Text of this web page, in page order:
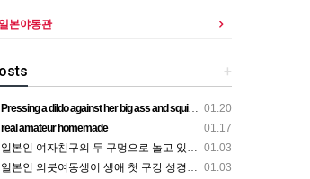
일본야동관
+
01.20
Pressing a dildo against her big ass and squirting from below
01.17
real amateur homemade
01.03
일본인 여자친구의 두 구멍으로 놀고 있어요
01.03
일본인 의붓여동생이 생애 첫 구강 성경험을 공개하다